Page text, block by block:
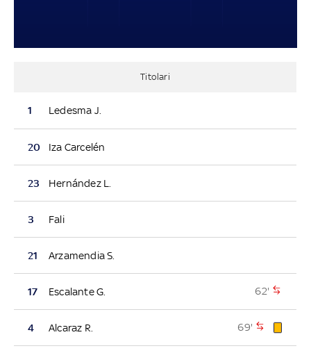
Titolari
1 Ledesma J.
20 Iza Carcelén
23 Hernández L.
3 Fali
21 Arzamendia S.
17 Escalante G. 62'
4 Alcaraz R. 69'